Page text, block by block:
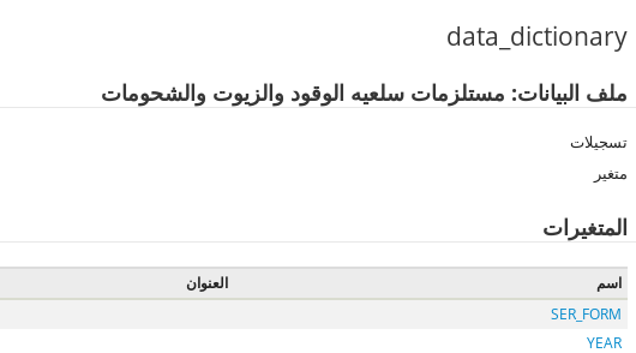
data_dictionary
ملف البيانات: مستلزمات سلعيه الوقود والزيوت والشحومات
تسجيلات
متغير
المتغيرات
اسم العنوان
SER_FORM
YEAR